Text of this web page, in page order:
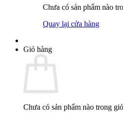
Chưa có sản phẩm nào
Quay lại cửa hàng
Giỏ hàng
Chưa có sản phẩm nào trong